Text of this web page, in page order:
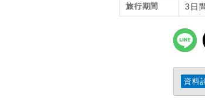
旅行期間 3日
資料